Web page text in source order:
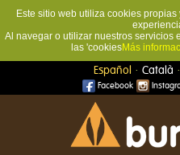
Este sitio web utiliza cookies
Al navegar o utilizar nuestros servicios
las 'cookiesMás
Español · Català ·
Facebook